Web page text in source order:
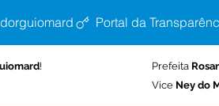
Portal da
! Prefeita
Vice Ney do